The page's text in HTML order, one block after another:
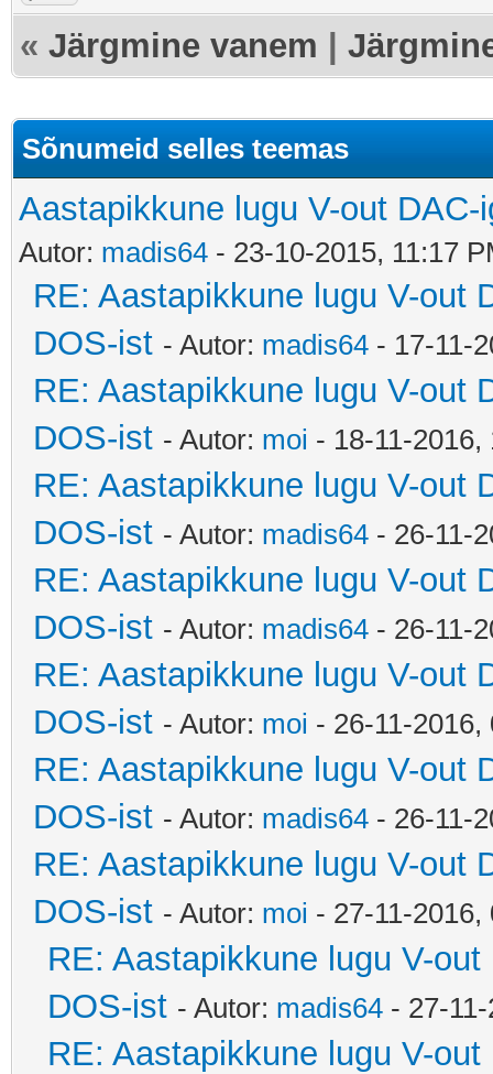
« Järgmine vanem |
Sõnumeid selles teemas
Aastapikkune lugu V-out
Autor: madis64 - 23-10-2015, 11:17
RE: Aastapikkune lugu V-out
DOS-ist - Autor: madis64 - 17-11-
RE: Aastapikkune lugu V-out
DOS-ist - Autor: moi - 18-11-2016,
RE: Aastapikkune lugu V-out
DOS-ist - Autor: madis64 - 26-11-
RE: Aastapikkune lugu V-out
DOS-ist - Autor: madis64 - 26-11-
RE: Aastapikkune lugu V-out
DOS-ist - Autor: moi - 26-11-2016,
RE: Aastapikkune lugu V-out
DOS-ist - Autor: madis64 - 26-11-
RE: Aastapikkune lugu V-out
DOS-ist - Autor: moi - 27-11-2016,
RE: Aastapikkune lugu V-
DOS-ist - Autor: madis64 - 27-
RE: Aastapikkune lugu V-